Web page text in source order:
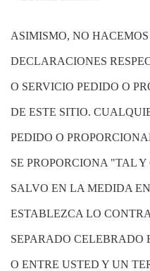
ASIMISMO, NO
DECLARACIONES
O SERVICIO PEDIDO O
DE ESTE SITIO.
PEDIDO O
SE PROPORCIONA "TAL
SALVO EN LA MEDIDA
ESTABLEZCA LO
SEPARADO CELEBRADO
O ENTRE USTED Y UN